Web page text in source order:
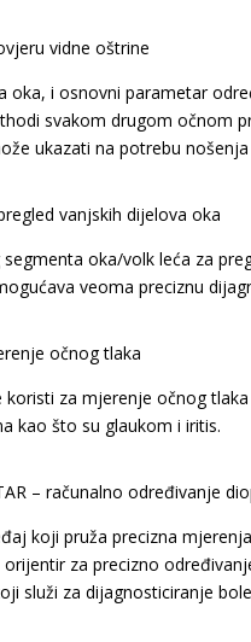
vidne oštrine
oka, i osnovni parametar
svakom drugom očnom
ukazati na potrebu
vanjskih dijelova oka
oka/volk leća za
veoma preciznu
očnog tlaka
za mjerenje očnog
kao što su glaukom i iritis.
– računalno određivanje
koji pruža precizna
za precizno
služi za dijagnosticiranje